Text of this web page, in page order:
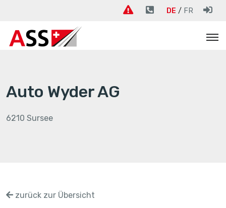
DE FR
Auto Wyder AG
6210 Sursee
zurück zur Übersicht